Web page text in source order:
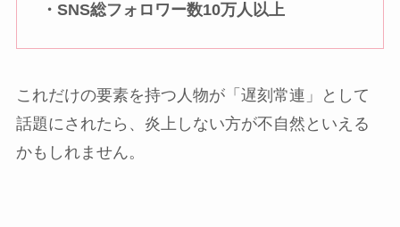
・SNS総フォロワー数10万人以上
これだけの要素を持つ人物が「遅刻常連」として
話題にされたら、炎上しない方が不自然といえる
かもしれません。